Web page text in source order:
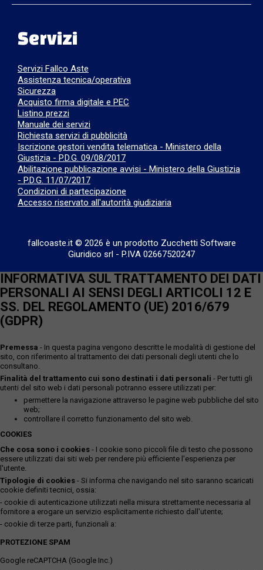
Servizi
Servizi Fallco Aste
Assistenza tecnica/operativa
Sicurezza
Acquisto firma digitale e PEC
Listino prezzi
Manuale dei servizi
Richiesta servizi di pubblicità
Iscrizione gestori vendita telematica - Ministero della
Giustizia - P.D.G. 09/08/2017
Abilitazione pubblicazione avvisi - Ministero della Giustizia
- P.D.G. 11/07/2017
Condizioni di partecipazione
Accesso riservato all'autorità giudiziaria
fallcoaste.it © 2026 è un prodotto Zucchetti Software
Giuridico srl - P.IVA 02667520247
INFORMATIVA SUL TRATTAMENTO DEI DATI
PERSONALI AI SENSI DEGLI ARTICOLI 12 E
SS. DEL REGOLAMENTO (UE) 2016/679
(GDPR)
Premessa - In questa pagina vengono descritte le modalità di gestione del
sito, con riferimento al trattamento dei dati personali degli utenti che lo
consultano.
Finalità del trattamento cui sono destinati i dati personali - Per tutti gli
utenti del sito web i dati personali potranno essere utilizzati per:
permettere la navigazione attraverso le pagine web pubbliche del sito
web;
controllare il corretto funzionamento del sito web.
COOKIES
Che cosa sono i cookies - I cookie sono piccoli file di testo che possono
essere utilizzati dai siti web per rendere più efficiente l'esperienza per
l'utente.
Tipologie di cookies - Si informa che navigando nel sito saranno scaricati
cookie definiti tecnici, ossia:
- cookie di autenticazione utilizzati nella misura strettamente necessaria al
fornitore a erogare un servizio esplicitamente richiesto dall'utente;
- cookie di terze parti, funzionali a:
PROTEZIONE SPAM
Google reCAPTCHA (Google Inc.)